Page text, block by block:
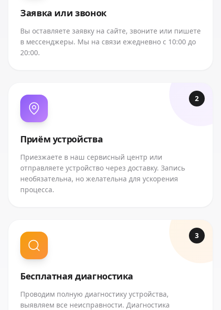
Заявка или звонок
Вы оставляете заявку на сайте, звоните или пишете
в мессенджеры. Мы на связи ежедневно с 10:00 до
20:00.
2
Приём устройства
Приезжаете в наш сервисный центр или
отправляете устройство через доставку. Запись
необязательна, но желательна для ускорения
процесса.
3
Бесплатная диагностика
Проводим полную диагностику устройства,
выявляем все неисправности. Диагностика